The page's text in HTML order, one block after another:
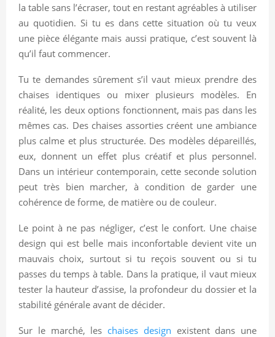
la table sans l’écraser, tout en restant agréables à utiliser
au quotidien. Si tu es dans cette situation où tu veux
une pièce élégante mais aussi pratique, c’est souvent là
qu’il faut commencer.
Tu te demandes sûrement s’il vaut mieux prendre des
chaises identiques ou mixer plusieurs modèles. En
réalité, les deux options fonctionnent, mais pas dans les
mêmes cas. Des chaises assorties créent une ambiance
plus calme et plus structurée. Des modèles dépareillés,
eux, donnent un effet plus créatif et plus personnel.
Dans un intérieur contemporain, cette seconde solution
peut très bien marcher, à condition de garder une
cohérence de forme, de matière ou de couleur.
Le point à ne pas négliger, c’est le confort. Une chaise
design qui est belle mais inconfortable devient vite un
mauvais choix, surtout si tu reçois souvent ou si tu
passes du temps à table. Dans la pratique, il vaut mieux
tester la hauteur d’assise, la profondeur du dossier et la
stabilité générale avant de décider.
Sur le marché, les chaises design existent dans une